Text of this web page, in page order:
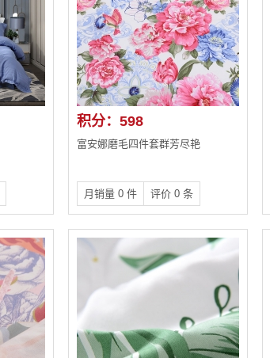
积分：598
富安娜磨毛四件套群芳尽艳
月销量 0 件 评价 0 条